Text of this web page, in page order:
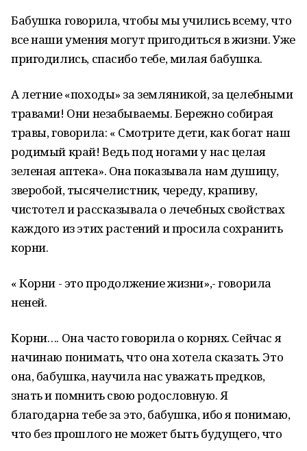
Бабушка говорила, чтобы мы учились всему, что
все наши умения могут пригодиться в жизни. Уже
пригодились, спасибо тебе, милая бабушка.
А летние «походы» за земляникой, за целебными
травами! Они незабываемы. Бережно собирая
травы, говорила: « Смотрите дети, как богат наш
родимый край! Ведь под ногами у нас целая
зеленая аптека». Она показывала нам душицу,
зверобой, тысячелистник, череду, крапиву,
чистотел и рассказывала о лечебных свойствах
каждого из этих растений и просила сохранить
корни.
« Корни - это продолжение жизни»,- говорила
неней.
Корни…. Она часто говорила о корнях. Сейчас я
начинаю понимать, что она хотела сказать. Это
она, бабушка, научила нас уважать предков,
знать и помнить свою родословную. Я
благодарна тебе за это, бабушка, ибо я понимаю,
что без прошлого не может быть будущего, что